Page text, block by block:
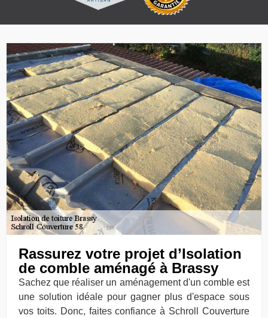
Rassurez votre projet d’Isolation
de comble aménagé à Brassy
Sachez que réaliser un aménagement d'un comble est
une solution idéale pour gagner plus d'espace sous
vos toits. Donc, faites confiance à Schroll Couverture